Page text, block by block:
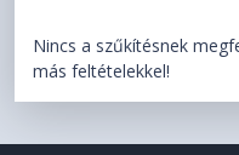
Nincs a szűkítésnek
más feltételekkel!